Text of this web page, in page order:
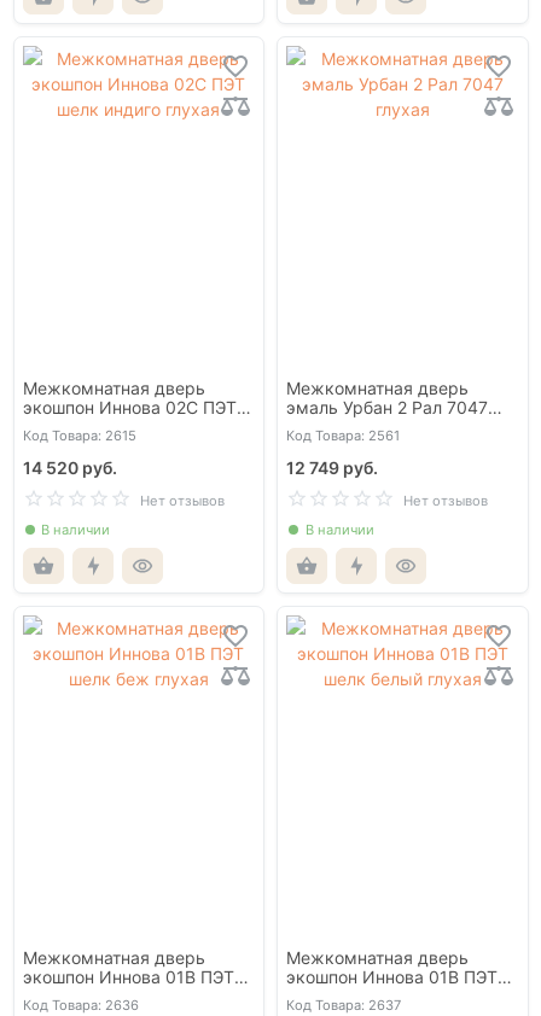
Межкомнатная дверь
экошпон Иннова 02С ПЭТ
шелк индиго глухая
Код Товара: 2615
14 520 руб.
Нет отзывов
В наличии
Межкомнатная дверь
эмаль Урбан 2 Рал 7047
глухая
Код Товара: 2561
12 749 руб.
Нет отзывов
В наличии
Межкомнатная дверь
экошпон Иннова 01В ПЭТ
шелк беж глухая
Код Товара: 2636
Межкомнатная дверь
экошпон Иннова 01В ПЭТ
шелк белый глухая
Код Товара: 2637